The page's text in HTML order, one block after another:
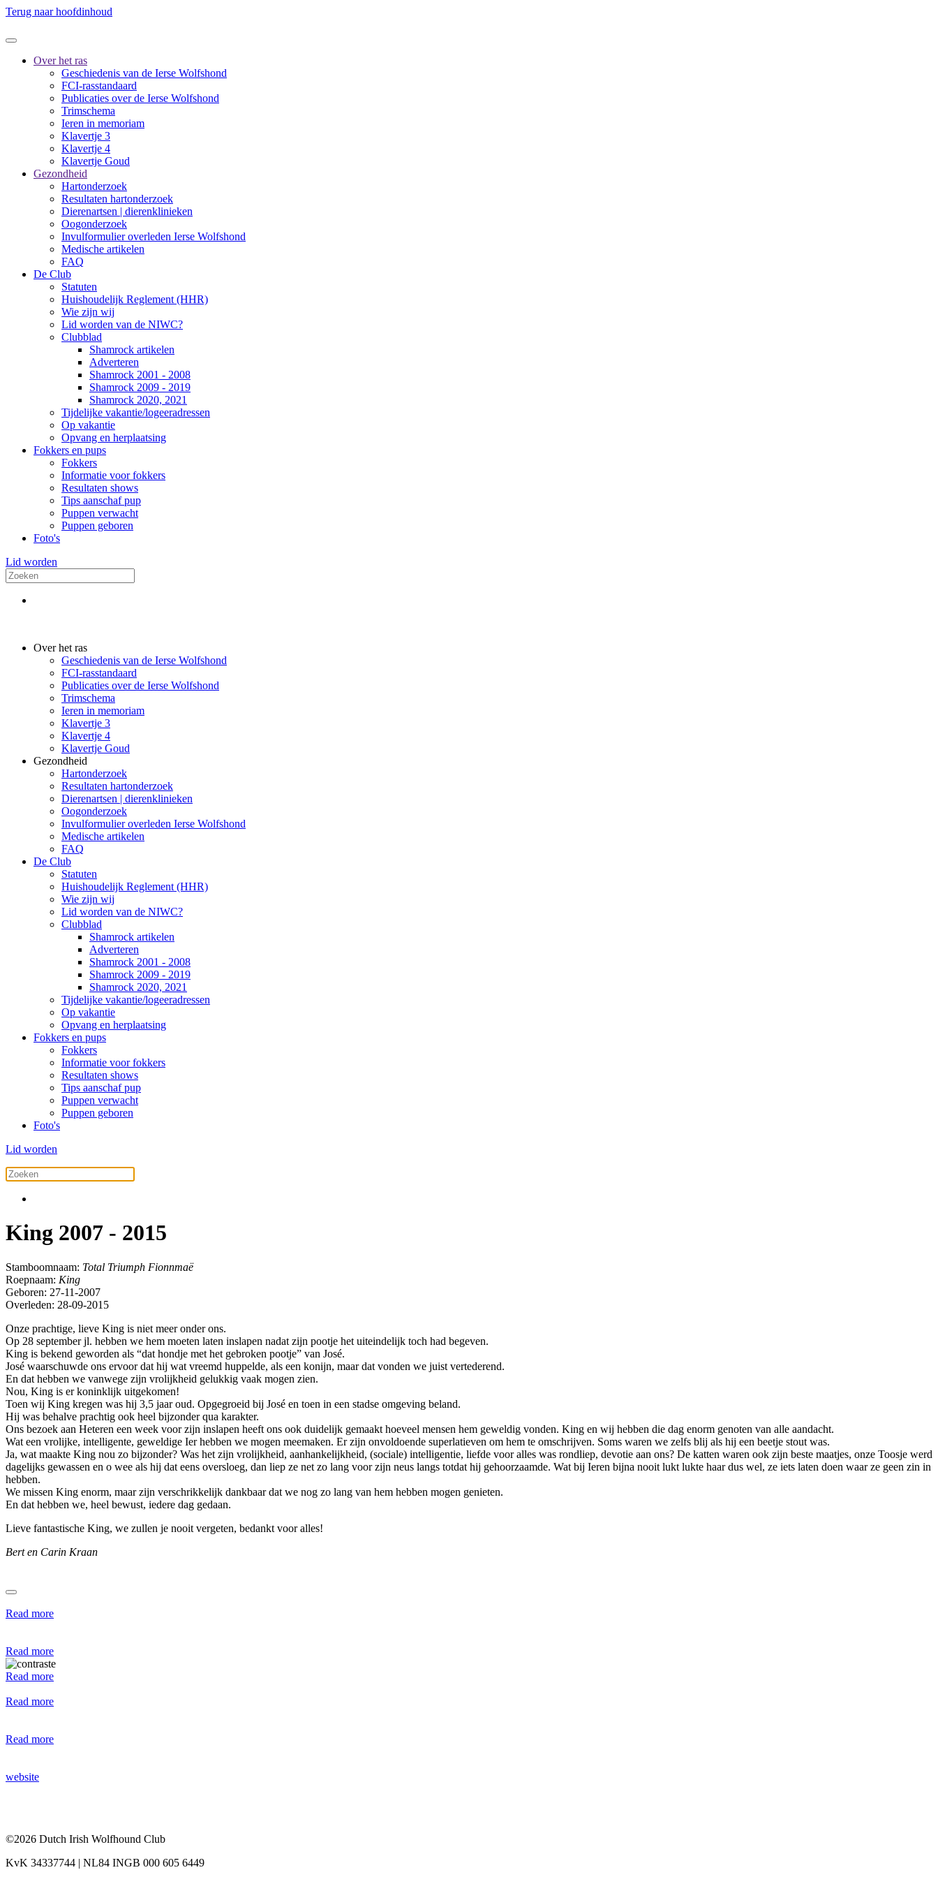
Terug naar hoofdinhoud
Over het ras
Geschiedenis van de Ierse Wolfshond
FCI-rasstandaard
Publicaties over de Ierse Wolfshond
Trimschema
Ieren in memoriam
Klavertje 3
Klavertje 4
Klavertje Goud
Gezondheid
Hartonderzoek
Resultaten hartonderzoek
Dierenartsen | dierenklinieken
Oogonderzoek
Invulformulier overleden Ierse Wolfshond
Medische artikelen
FAQ
De Club
Statuten
Huishoudelijk Reglement (HHR)
Wie zijn wij
Lid worden van de NIWC?
Clubblad
Shamrock artikelen
Adverteren
Shamrock 2001 - 2008
Shamrock 2009 - 2019
Shamrock 2020, 2021
Tijdelijke vakantie/logeeradressen
Op vakantie
Opvang en herplaatsing
Fokkers en pups
Fokkers
Informatie voor fokkers
Resultaten shows
Tips aanschaf pup
Puppen verwacht
Puppen geboren
Foto's
Lid worden
Over het ras
Geschiedenis van de Ierse Wolfshond
FCI-rasstandaard
Publicaties over de Ierse Wolfshond
Trimschema
Ieren in memoriam
Klavertje 3
Klavertje 4
Klavertje Goud
Gezondheid
Hartonderzoek
Resultaten hartonderzoek
Dierenartsen | dierenklinieken
Oogonderzoek
Invulformulier overleden Ierse Wolfshond
Medische artikelen
FAQ
De Club
Statuten
Huishoudelijk Reglement (HHR)
Wie zijn wij
Lid worden van de NIWC?
Clubblad
Shamrock artikelen
Adverteren
Shamrock 2001 - 2008
Shamrock 2009 - 2019
Shamrock 2020, 2021
Tijdelijke vakantie/logeeradressen
Op vakantie
Opvang en herplaatsing
Fokkers en pups
Fokkers
Informatie voor fokkers
Resultaten shows
Tips aanschaf pup
Puppen verwacht
Puppen geboren
Foto's
Lid worden
King 2007 - 2015
Stamboomnaam: Total Triumph Fionnmaë
Roepnaam: King
Geboren: 27-11-2007
Overleden: 28-09-2015
Onze prachtige, lieve King is niet meer onder ons.
Op 28 september jl. hebben we hem moeten laten inslapen nadat zijn pootje het uiteindelijk toch had begeven.
King is bekend geworden als “dat hondje met het gebroken pootje” van José.
José waarschuwde ons ervoor dat hij wat vreemd huppelde, als een konijn, maar dat vonden we juist vertederend.
En dat hebben we vanwege zijn vrolijkheid gelukkig vaak mogen zien.
Nou, King is er koninklijk uitgekomen!
Toen wij King kregen was hij 3,5 jaar oud. Opgegroeid bij José en toen in een stadse omgeving beland.
Hij was behalve prachtig ook heel bijzonder qua karakter.
Ons bezoek aan Heteren een week voor zijn inslapen heeft ons ook duidelijk gemaakt hoeveel mensen hem geweldig vonden. King en wij hebben die dag enorm genoten van alle aandacht.
Wat een vrolijke, intelligente, geweldige Ier hebben we mogen meemaken. Er zijn onvoldoende superlatieven om hem te omschrijven. Soms waren we zelfs blij als hij een beetje stout was.
Ja, wat maakte King nou zo bijzonder? Was het zijn vrolijkheid, aanhankelijkheid, (sociale) intelligentie, liefde voor alles was rondliep, devotie aan ons? De katten waren ook zijn beste maatjes, onze Toosje werd
dagelijks gewassen en o wee als hij dat eens oversloeg, dan liep ze net zo lang voor zijn neus langs totdat hij gehoorzaamde. Wat bij Ieren bijna nooit lukt lukte haar dus wel, ze iets laten doen waar ze geen zin in
hebben.
We missen King enorm, maar zijn verschrikkelijk dankbaar dat we nog zo lang van hem hebben mogen genieten.
En dat hebben we, heel bewust, iedere dag gedaan.
Lieve fantastische King, we zullen je nooit vergeten, bedankt voor alles!
Bert en Carin Kraan
Read more
Read more
Read more
Read more
Read more
website
©2026 Dutch Irish Wolfhound Club
KvK 34337744 | NL84 INGB 000 605 6449